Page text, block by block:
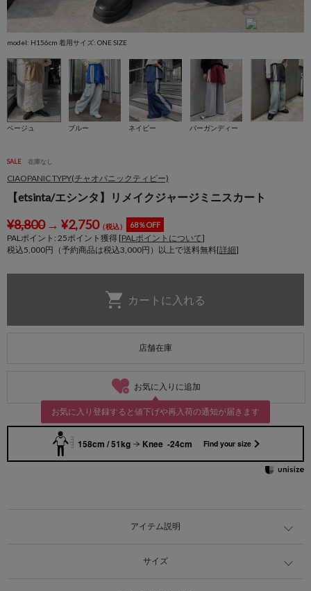
model: H156cm 着用サイズ: ONE SIZE
ベージュ ブルー ネイビー バーガンディー
SALE 在庫なし
CIAOPANIC TYPY(チャオパニックティピー)
【etsinta/エシンタ】リメイクジャージミニスカート
¥8,800→ ¥2,750（税込） 68％OFF
PALポイント: 25ポイント獲得 [PALポイントについて]
税込5,000円（予約商品は税込3,000円）以上で送料無料[詳細]
店舗在庫
お気に入りに追加
お気に入り登録すると値下げや再入荷の通知が届きます
158cm / 51kg Knee -24cm Find your size
アイテム説明
サイズ